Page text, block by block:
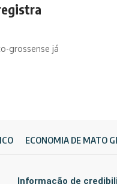
grossense já
ECONOMIA DE MATO
Informação de